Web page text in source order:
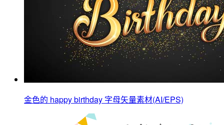
金色的 happy birthday 字母矢量素材(AI/EPS)